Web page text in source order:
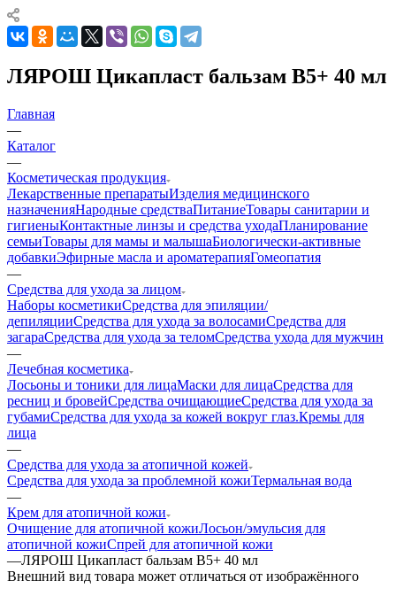
ЛЯРОШ Цикапласт бальзам B5+ 40 мл
Главная
—
Каталог
—
Косметическая продукция
Лекарственные препаратыИзделия медицинского
назначенияНародные средстваПитаниеТовары санитарии и
гигиеныКонтактные линзы и средства уходаПланирование
семьиТовары для мамы и малышаБиологически-активные
добавкиЭфирные масла и ароматерапияГомеопатия
—
Средства для ухода за лицом
Наборы косметикиСредства для эпиляции/
депиляцииСредства для ухода за волосамиСредства для
загараСредства для ухода за теломСредства ухода для мужчин
—
Лечебная косметика
Лосьоны и тоники для лицаМаски для лицаСредства для
ресниц и бровейСредства очищающиеСредства для ухода за
губамиСредства для ухода за кожей вокруг глаз.Кремы для
лица
—
Средства для ухода за атопичной кожей
Средства для ухода за проблемной кожиТермальная вода
—
Крем для атопичной кожи
Очищение для атопичной кожиЛосьон/эмульсия для
атопичной кожиСпрей для атопичной кожи
—ЛЯРОШ Цикапласт бальзам B5+ 40 мл
Bнешний вид товара может отличаться от изображённого